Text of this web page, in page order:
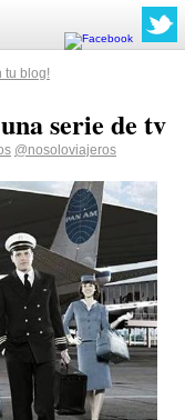
tu blog!
serie de tv
@nosoloviajeros